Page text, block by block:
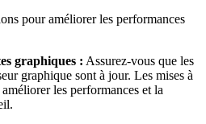
pour améliorer les performances
graphiques : Assurez-vous que les
graphique sont à jour. Les mises à
les performances et la